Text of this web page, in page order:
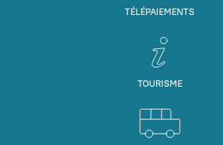
TÉLÉPAIEMENTS
TOURISME